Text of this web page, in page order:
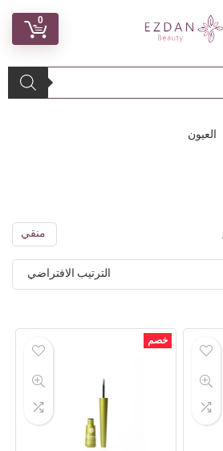
0
العيون
منقي
الترتيب الافتراضي
خصم